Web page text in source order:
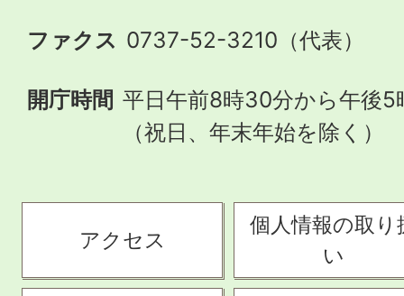
ファクス 0737-52-3210（代表）
開庁時間 平日午前8時30分から午後5
（祝日、年末年始を除く）
アクセス
個人情報の取り
い